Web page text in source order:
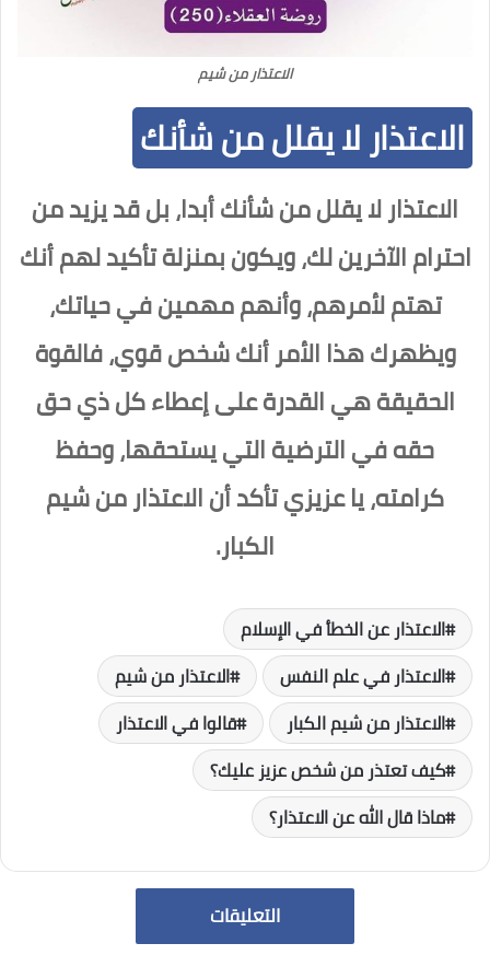
الاعتذار من شيم
الاعتذار لا يقلل من شأنك
الاعتذار لا يقلل من شأنك أبدا، بل قد يزيد من
احترام الآخرين لك، ويكون بمنزلة تأكيد لهم أنك
تهتم لأمرهم، وأنهم مهمين في حياتك،
ويظهرك هذا الأمر أنك شخص قوي، فالقوة
الحقيقة هي القدرة على إعطاء كل ذي حق
حقه في الترضية التي يستحقها، وحفظ
كرامته، يا عزيزي تأكد أن الاعتذار من شيم
الكبار.
الاعتذار عن الخطأ في الإسلام
الاعتذار في علم النفس
الاعتذار من شيم
الاعتذار من شيم الكبار
قالوا في الاعتذار
كيف تعتذر من شخص عزيز عليك؟
ماذا قال الله عن الاعتذار؟
التعليقات